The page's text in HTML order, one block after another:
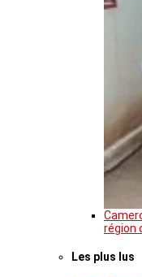
région
Les plus lus